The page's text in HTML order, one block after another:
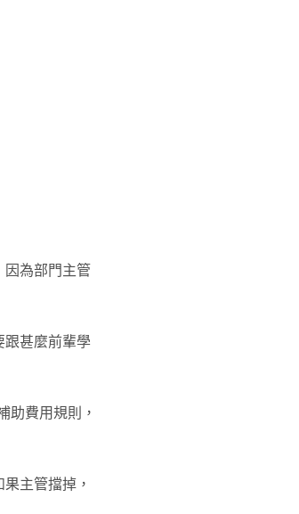
因為部門主管
跟甚麼前輩學
助費用規則，
主管擋掉，